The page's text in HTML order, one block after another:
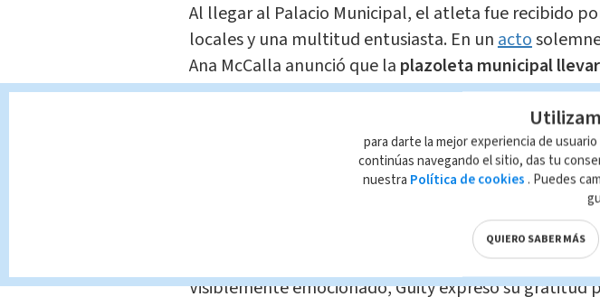
Al llegar al Palacio Municipal, el atleta fue recibido
locales y una multitud entusiasta. En unacto
Ana McCalla anunció que la plazoleta municipal
momentoel nombre de Sherman Guity, en
Te Recomendamos
Así sonó el himno nacional
medalla de oro de Sherman
Visiblemente emocionado, Guity expresó su gratitud
para darte la mejor experiencia de
continúas navegando el sitio, das tu
nuestra Política de cookies . Puedes
QUIERO SABER MÁS